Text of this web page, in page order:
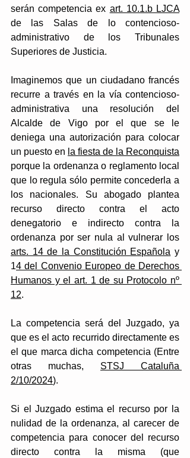
serán competencia ex art. 10.1.b LJCA
de las Salas de lo contencioso-
administrativo de los Tribunales
Superiores de Justicia.
Imaginemos que un ciudadano francés
recurre a través en la vía contencioso-
administrativa una resolución del
Alcalde de Vigo por el que se le
deniega una autorización para colocar
un puesto en la fiesta de la Reconquista
porque la ordenanza o reglamento local
que lo regula sólo permite concederla a
los nacionales. Su abogado plantea
recurso directo contra el acto
denegatorio e indirecto contra la
arts. 14 de la Constitución Española y
14 del Convenio Europeo de Derechos
Humanos y el art. 1 de su Protocolo nº
12.
La competencia será del Juzgado, ya
que es el acto recurrido directamente es
el que marca dicha competencia (Entre
otras muchas, STSJ Cataluña
2/10/2024).
Si el Juzgado estima el recurso por la
nulidad de la ordenanza, al carecer de
competencia para conocer del recurso
directo contra la misma (que